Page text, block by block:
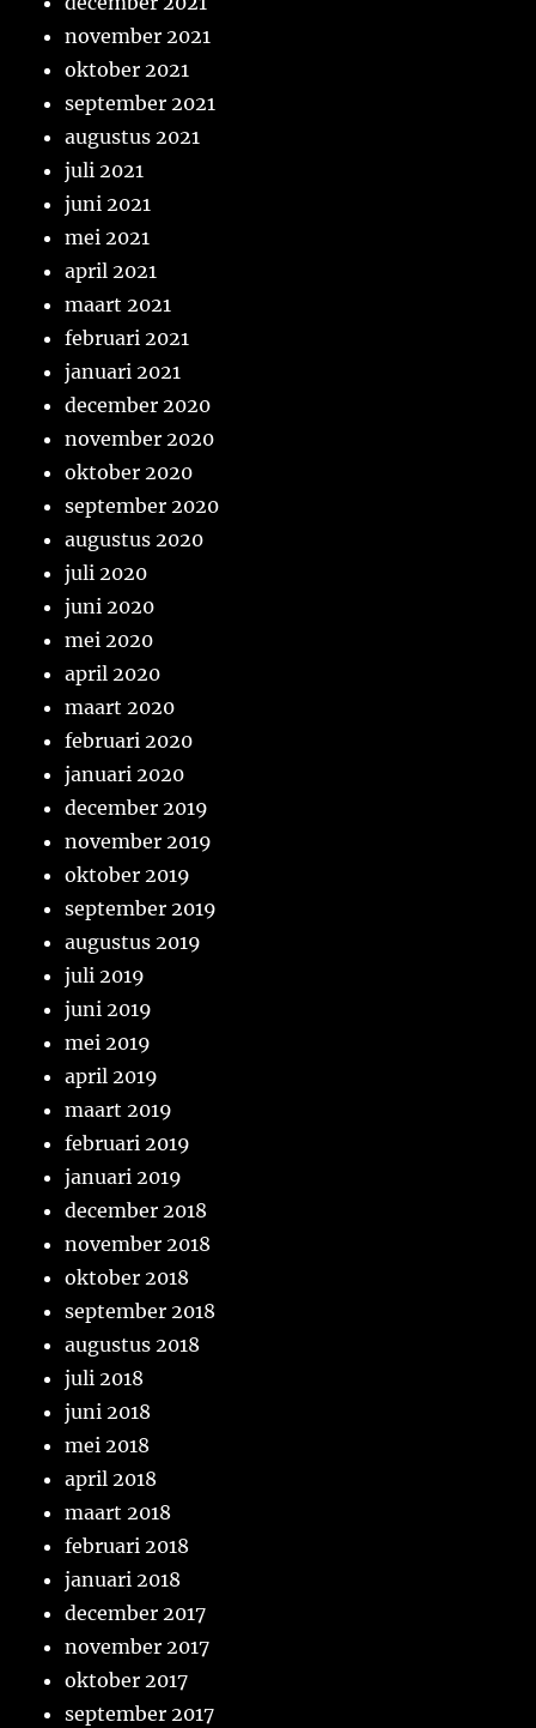
november 2021
oktober 2021
september 2021
augustus 2021
juli 2021
juni 2021
mei 2021
april 2021
maart 2021
februari 2021
januari 2021
december 2020
november 2020
oktober 2020
september 2020
augustus 2020
juli 2020
juni 2020
mei 2020
april 2020
maart 2020
februari 2020
januari 2020
december 2019
november 2019
oktober 2019
september 2019
augustus 2019
juli 2019
juni 2019
mei 2019
april 2019
maart 2019
februari 2019
januari 2019
december 2018
november 2018
oktober 2018
september 2018
augustus 2018
juli 2018
juni 2018
mei 2018
april 2018
maart 2018
februari 2018
januari 2018
december 2017
november 2017
oktober 2017
september 2017